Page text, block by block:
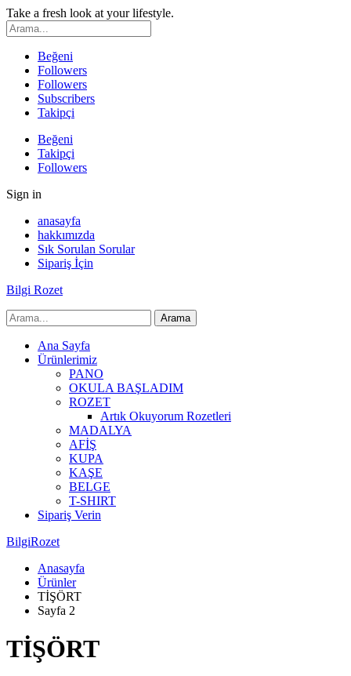
Take a fresh look at your lifestyle.
Beğeni
Followers
Followers
Subscribers
Takipçi
Beğeni
Takipçi
Followers
Sign in
anasayfa
hakkımızda
Sık Sorulan Sorular
Sipariş İçin
Bilgi Rozet
Ana Sayfa
Ürünlerimiz
PANO
OKULA BAŞLADIM
ROZET
Artık Okuyorum Rozetleri
MADALYA
AFİŞ
KUPA
KAŞE
BELGE
T-SHIRT
Sipariş Verin
BilgiRozet
Anasayfa
Ürünler
TİŞÖRT
Sayfa 2
TİŞÖRT